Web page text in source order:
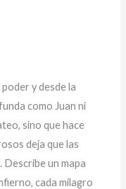
y desde la
como Juan ni
sino que hace
deja que las
Describe un mapa
cada milagro